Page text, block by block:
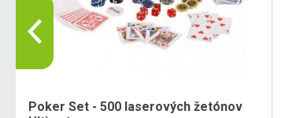
Poker Set - 500 laserových žetónov